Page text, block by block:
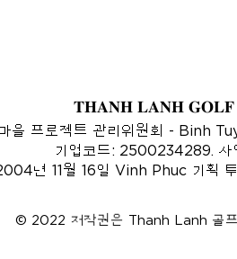
THANH LANH
을 프로젝트 관리위원회 - Binh
기업코드: 2500234289. 사
년 11월 16일 Vinh Phuc 기획
© 2022 저작권은 Thanh Lanh 골